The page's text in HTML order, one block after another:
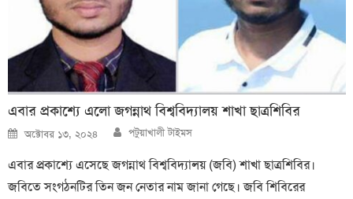
এবার প্রকাশ্যে এলো জগন্নাথ বিশ্ববিদ্যালয় শাখা ছাত্রশিবির
Posted
on
অক্টোবর ১৩, ২০২৪ Author
পটুয়াখালী টাইমস
এবার প্রকাশ্যে এসেছে জগন্নাথ বিশ্ববিদ্যালয় (জবি) শাখা ছাত্রশিবির।
জবিতে সংগঠনটির তিন জন নেতার নাম জানা গেছে। জবি শিবিরের